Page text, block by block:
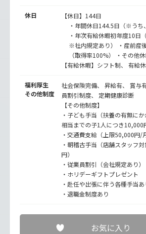
休日
【休日】144日
・年間休日144.5日（※うち
・年次有給休暇初年度10日
※社内規定あり） ・産前産
（取得率100%） ・その他
【有給休暇】シフト制、 有給
福利厚生
その他制度
社会保険完備、 昇給有、 賞与
員割引制度、 定期健康診断
【その他制度】
・子ども手当（扶養の有無に
相当までの子1人につき10,000
・交通費支給（上限50,000円/
・朝稽古手当（店舗スタッフ
円）
・従業員割引（会社規定あり）
・ホリデーギフトプレゼント
・赴任や出張に伴う各種手当あ
・退職金制度あり
お気に入り